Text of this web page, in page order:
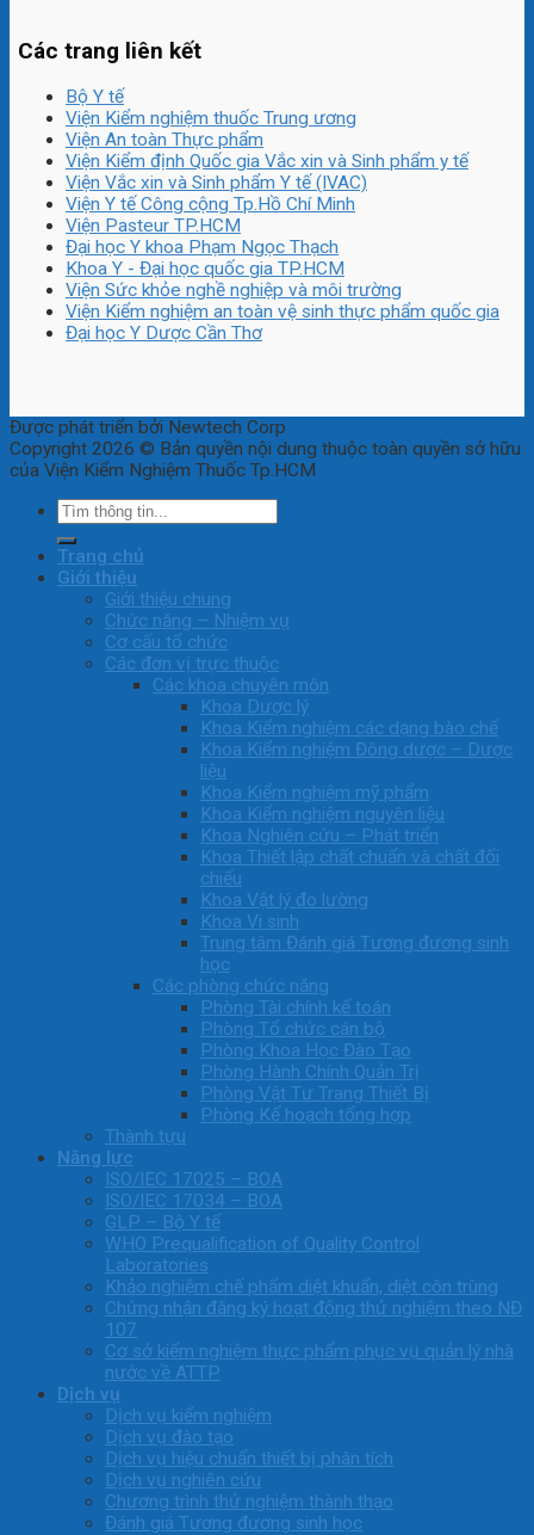
Các trang liên kết
Bộ Y tế
Viện Kiểm nghiệm thuốc Trung ương
Viện An toàn Thực phẩm
Viện Kiểm định Quốc gia Vắc xin và Sinh phẩm y tế
Viện Vắc xin và Sinh phẩm Y tế (IVAC)
Viện Y tế Công cộng Tp.Hồ Chí Minh
Viện Pasteur TP.HCM
Đại học Y khoa Phạm Ngọc Thạch
Khoa Y - Đại học quốc gia TP.HCM
Viện Sức khỏe nghề nghiệp và môi trường
Viện Kiểm nghiệm an toàn vệ sinh thực phẩm quốc gia
Đại học Y Dược Cần Thơ
Được phát triển bởi Newtech Corp
Copyright 2026 © Bản quyền nội dung thuộc toàn quyền sở hữu
của Viện Kiểm Nghiệm Thuốc Tp.HCM
Trang chủ
Giới thiệu
Giới thiệu chung
Chức năng – Nhiệm vụ
Cơ cấu tổ chức
Các đơn vị trực thuộc
Các khoa chuyên môn
Khoa Dược lý
Khoa Kiểm nghiệm các dạng bào chế
Khoa Kiểm nghiệm Đông dược – Dược
liệu
Khoa Kiểm nghiệm mỹ phẩm
Khoa Kiểm nghiệm nguyên liệu
Khoa Nghiên cứu – Phát triển
Khoa Thiết lập chất chuẩn và chất đối
chiếu
Khoa Vật lý đo lường
Khoa Vi sinh
Trung tâm Đánh giá Tương đương sinh
học
Các phòng chức năng
Phòng Tài chính kế toán
Phòng Tổ chức cán bộ
Phòng Khoa Học Đào Tạo
Phòng Hành Chính Quản Trị
Phòng Vật Tư Trang Thiết Bị
Phòng Kế hoạch tổng hợp
Thành tựu
Năng lực
ISO/IEC 17025 – BOA
ISO/IEC 17034 – BOA
GLP – Bộ Y tế
WHO Prequalification of Quality Control
Laboratories
Khảo nghiệm chế phẩm diệt khuẩn, diệt côn trùng
Chứng nhận đăng ký hoạt động thử nghiệm theo NĐ
107
Cơ sở kiểm nghiệm thực phẩm phục vụ quản lý nhà
nước về ATTP
Dịch vụ
Dịch vụ kiểm nghiệm
Dịch vụ đào tạo
Dịch vụ hiệu chuẩn thiết bị phân tích
Dịch vụ nghiên cứu
Chương trình thử nghiệm thành thạo
Đánh giá Tương đương sinh học